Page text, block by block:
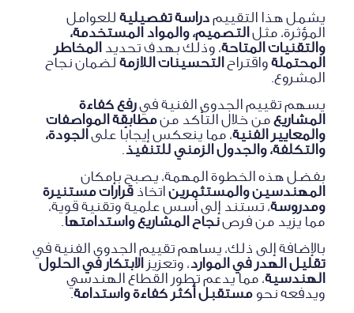
يشمل هذا التقييمدراسة تفصيليةللعوامل
المؤثرة، مثلالتصميم، والمواد المستخدمة،
والتقنيات المتاحة، وذلك بهدف تحديدالمخاطر
المحتملةواقتراحالتحسينات اللازمةلضمان نجاح
المشروع.
يسهم تقييم الجدوى الفنية فيرفع كفاءة
المشاريعمن خلال التأكد منمطابقة المواصفات
والمعايير الفنية، مما ينعكس إيجابًا علىالجودة،
والتكلفة، والجدول الزمني للتنفيذ.
بفضل هذه الخطوة المهمة، يصبح بإمكان
المهندسين والمستثمريناتخاذقرارات مستنيرة
ومدروسة، تستند إلى أسس علمية وتقنية قوية،
مما يزيد من فرصنجاح المشاريع واستدامتها.
بالإضافة إلى ذلك، يساهم تقييم الجدوى الفنية في
تقليل الهدر في الموارد، وتعزيزالابتكار في الحلول
الهندسية، مما يدعم تطور القطاع الهندسي
ويدفعه نحومستقبل أكثر كفاءة واستدامة.